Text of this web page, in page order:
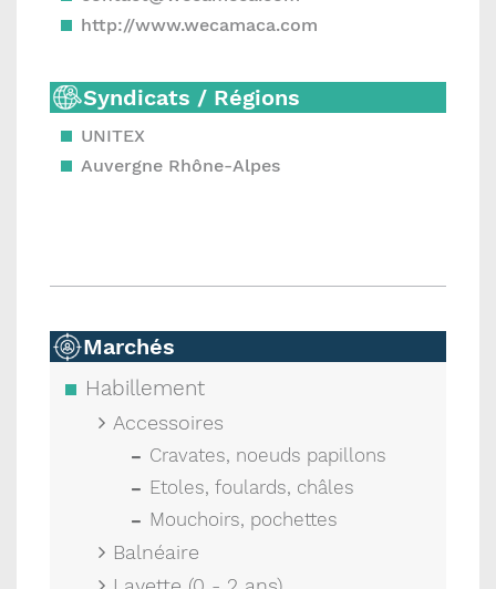
http://www.wecamaca.com
Syndicats / Régions
UNITEX
Auvergne Rhône-Alpes
Marchés
Habillement
Accessoires
Cravates, noeuds papillons
Etoles, foulards, châles
Mouchoirs, pochettes
Balnéaire